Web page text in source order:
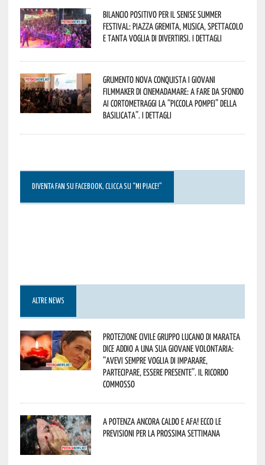
Bilancio positivo per il Senise Summer
Festival: piazza gremita, musica, spettacolo
e tanta voglia di divertirsi. I dettagli
Grumento Nova conquista i giovani
filmmaker di Cinemadamare: a fare da sfondo
ai cortometraggi la “Piccola Pompei” della
Basilicata”. I dettagli
DIVENTA FAN SU FACEBOOK, CLICCA SU “MI PIACE!”
ALTRE NEWS
Protezione Civile Gruppo Lucano di Maratea
dice addio a una sua giovane volontaria:
“avevi sempre voglia di imparare,
partecipare, essere presente”. Il ricordo
commosso
A Potenza ancora caldo e afa! Ecco le
previsioni per la prossima settimana